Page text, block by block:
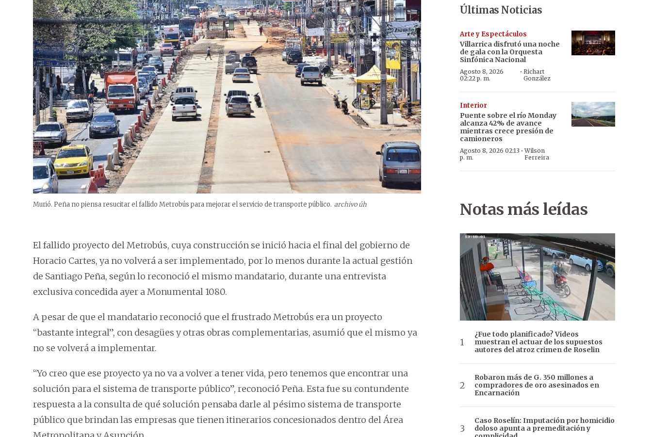
Murió. Peña no piensa resucitar el fallido Metrobús para mejorar el servicio de transporte público. archivo úh
El fallido proyecto del Metrobús, cuya construcción se inició hacia el final del gobierno de
Horacio Cartes, ya no volverá a ser implementado, por lo menos durante la actual gestión
de Santiago Peña, según lo reconoció el mismo mandatario, durante una entrevista
exclusiva concedida ayer a Monumental 1080.
A pesar de que el mandatario reconoció que el frustrado Metrobús era un proyecto
“bastante integral”, con desagües y otras obras complementarias, asumió que el mismo ya
no se volverá a implementar.
“Yo creo que ese proyecto ya no va a volver a tener vida, pero tenemos que encontrar una
solución para el sistema de transporte público”, reconoció Peña. Esta fue su contundente
respuesta a la consulta de qué solución pensaba darle al pésimo sistema de transporte
público que brindan las empresas que tienen itinerarios concesionados dentro del Área
Últimas Noticias
Arte y Espectáculos
Villarrica disfrutó una noche
de gala con la Orquesta
Sinfónica Nacional
Agosto 8, 2026
02:22 p. m.
· Richart
González
Interior
Puente sobre el río Monday
alcanza 42% de avance
mientras crece presión de
camioneros
Agosto 8, 2026 02:13
p. m.
·Wilson
Ferreira
Notas más leídas
¿Fue todo planificado? Videos
muestran el actuar de los supuestos
autores del atroz crimen de Roselin
Robaron más de G. 350 millones a
compradores de oro asesinados en
Encarnación
Caso Roselín: Imputación por homicidio
doloso apunta a premeditación y